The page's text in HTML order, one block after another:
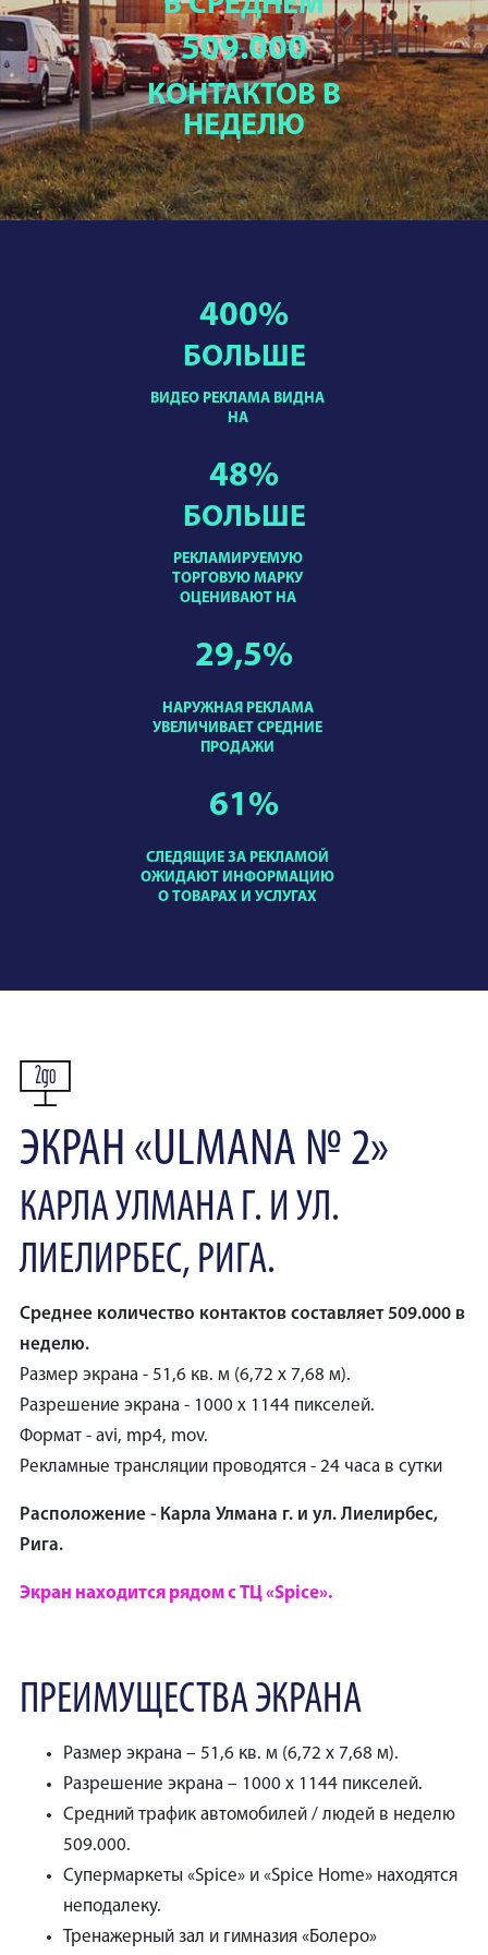
509.000
КОНТАКТОВ В
НЕДЕЛЮ
ВИДЕО РЕКЛАМА ВИДНА
НА
400%
БОЛЬШЕ
РЕКЛАМИРУЕМУЮ
ТОРГОВУЮ МАРКУ
ОЦЕНИВАЮТ НА
48%
БОЛЬШЕ
НАРУЖНАЯ РЕКЛАМА
УВЕЛИЧИВАЕТ СРЕДНИЕ
ПРОДАЖИ
29,5%
СЛЕДЯЩИЕ ЗА РЕКЛАМОЙ
ОЖИДАЮТ ИНФОРМАЦИЮ
О ТОВАРАХ И УСЛУГАХ
61%
ЭКРАН «ULMANA № 2»
КАРЛА УЛМАНА Г. И УЛ.
ЛИЕЛИРБЕС, РИГА.
Среднее количество контактов составляет 509.000 в
неделю.
Размер экрана - 51,6 кв. м (6,72 x 7,68 м).
Разрешение экрана - 1000 x 1144 пикселей.
Формат - avi, mp4, mov.
Рекламные трансляции проводятся - 24 часа в сутки
Расположение - Карла Улмана г. и ул. Лиелирбес,
Рига.
Экран находится рядом с ТЦ «Spice».
ПРЕИМУЩЕСТВА ЭКРАНА
Размер экрана – 51,6 кв. м (6,72 x 7,68 м).
Разрешение экрана – 1000 x 1144 пикселей.
Средний трафик автомобилей / людей в неделю
509.000.
Супермаркеты «Spice» и «Spice Home» находятся
неподалеку.
Тренажерный зал и гимназия «Болеро»